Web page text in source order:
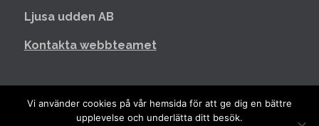
Ljusa udden AB
Kontakta webbteamet
Integritetspolicy
Vi använder cookies på vår hemsida för att ge dig en bättre
upplevelse och underlätta ditt besök.